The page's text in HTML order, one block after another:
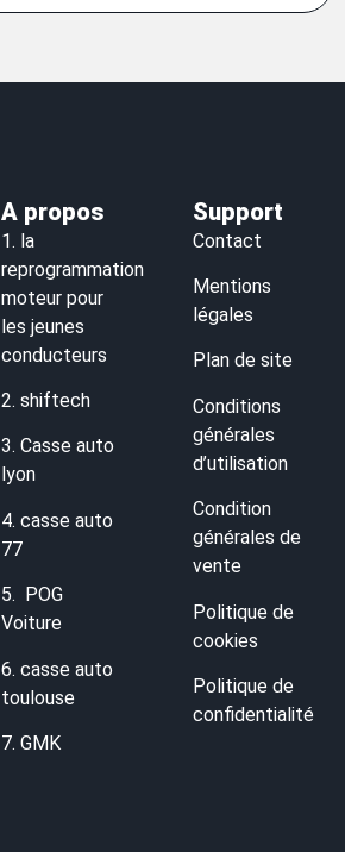
A propos
1. la
reprogrammation
moteur pour
les jeunes
conducteurs
2.shiftech
3.Casse auto
lyon
4.casse auto
77
5.
POG
Voiture
6.casse auto
toulouse
7.GMK
Support
Contact
Mentions
légales
Plan de site
Conditions
générales
d’utilisation
Condition
générales de
vente
Politique de
cookies
Politique de
confidentialité